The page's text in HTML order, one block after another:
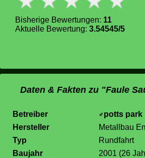
Bisherige Bewertungen: 11
Aktuelle Bewertung: 3.54545/5
Daten & Fakten zu "Faule
Betreiber
potts park
Hersteller
Metallbau
Typ
Rundfahrt
Baujahr
2001 (26